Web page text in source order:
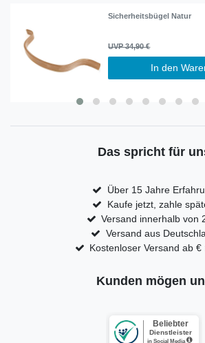
Sicherheitsbügel Natur
UVP 34,90 €
In den
Das spricht für
Über 15 Jahre
Kaufe jetzt, zahle
Versand innerhalb von
Versand aus
Kostenloser Versand ab €
Kunden mögen